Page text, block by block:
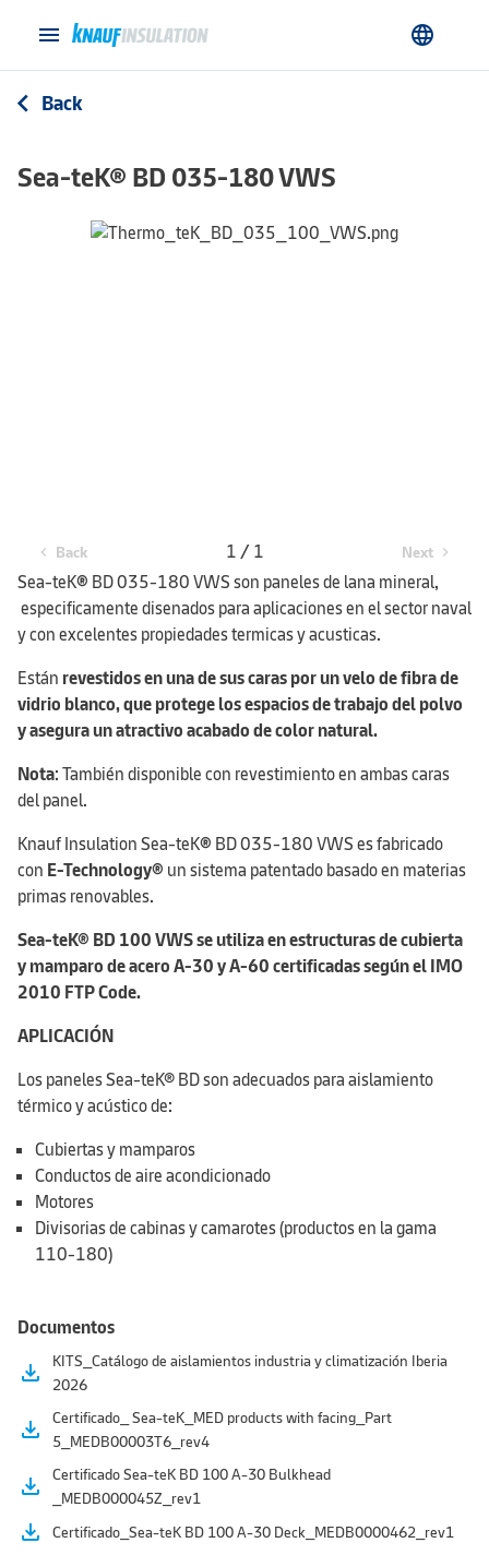
menu language
arrow_back_ios Back
Sea-teK® BD 035-180 VWS
chevron_left Back 1 / 1 Next chevron_right
Sea-teK® BD 035-180 VWS son paneles de lana mineral,
especificamente disenados para aplicaciones en el sector naval
y con excelentes propiedades termicas y acusticas.
Están revestidos en una de sus caras por un velo de fibra de
vidrio blanco, que protege los espacios de trabajo del polvo
y asegura un atractivo acabado de color natural.
Nota: También disponible con revestimiento en ambas caras
del panel.
Knauf Insulation Sea-teK® BD 035-180 VWS es fabricado
con E-Technology® un sistema patentado basado en materias
primas renovables.
Sea-teK® BD 100 VWS se utiliza en estructuras de cubierta
y mamparo de acero A-30 y A-60 certificadas según el IMO
2010 FTP Code.
APLICACIÓN
Los paneles Sea-teK® BD son adecuados para aislamiento
térmico y acústico de:
Cubiertas y mamparos
Conductos de aire acondicionado
Motores
Divisorias de cabinas y camarotes (productos en la gama
110-180)
Documentos
file_download
KITS_Catálogo de aislamientos industria y climatización Iberia
2026
file_download
Certificado_ Sea-teK_MED products with facing_Part
5_MEDB00003T6_rev4
file_download
Certificado Sea-teK BD 100 A-30 Bulkhead
_MEDB000045Z_rev1
file_download Certificado_Sea-teK BD 100 A-30 Deck_MEDB0000462_rev1